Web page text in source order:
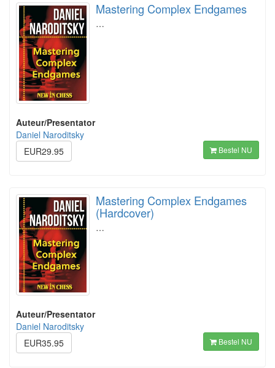
Mastering Complex Endgames
…
Auteur/Presentator
Daniel Naroditsky
EUR29.95
Bestel NU
Mastering Complex Endgames
(Hardcover)
…
Auteur/Presentator
Daniel Naroditsky
EUR35.95
Bestel NU